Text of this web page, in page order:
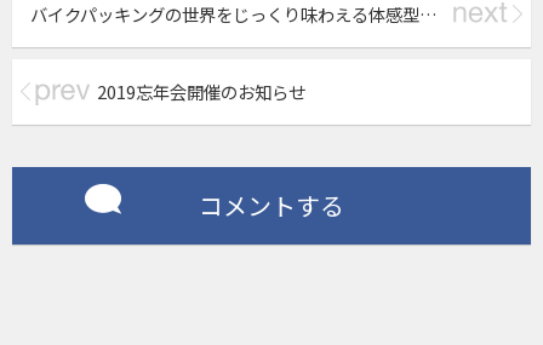
バイクパッキングの世界をじっくり味わえる体感型・実演型のミーティング『Bikepacking JAM-Meeting』開催決定
2019忘年会開催のお知らせ
コメントする